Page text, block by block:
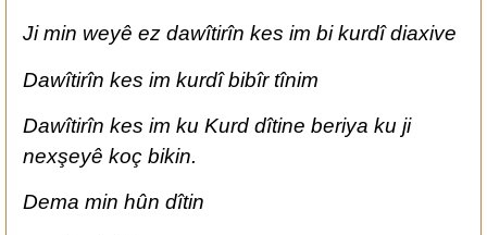
Ji min weyê ez dawîtirîn kes im bi kurdî diaxive
Dawîtirîn kes im kurdî bibîr tînim
Dawîtirîn kes im ku Kurd dîtine beriya ku ji
nexşeyê koç bikin.
Dema min hûn dîtin